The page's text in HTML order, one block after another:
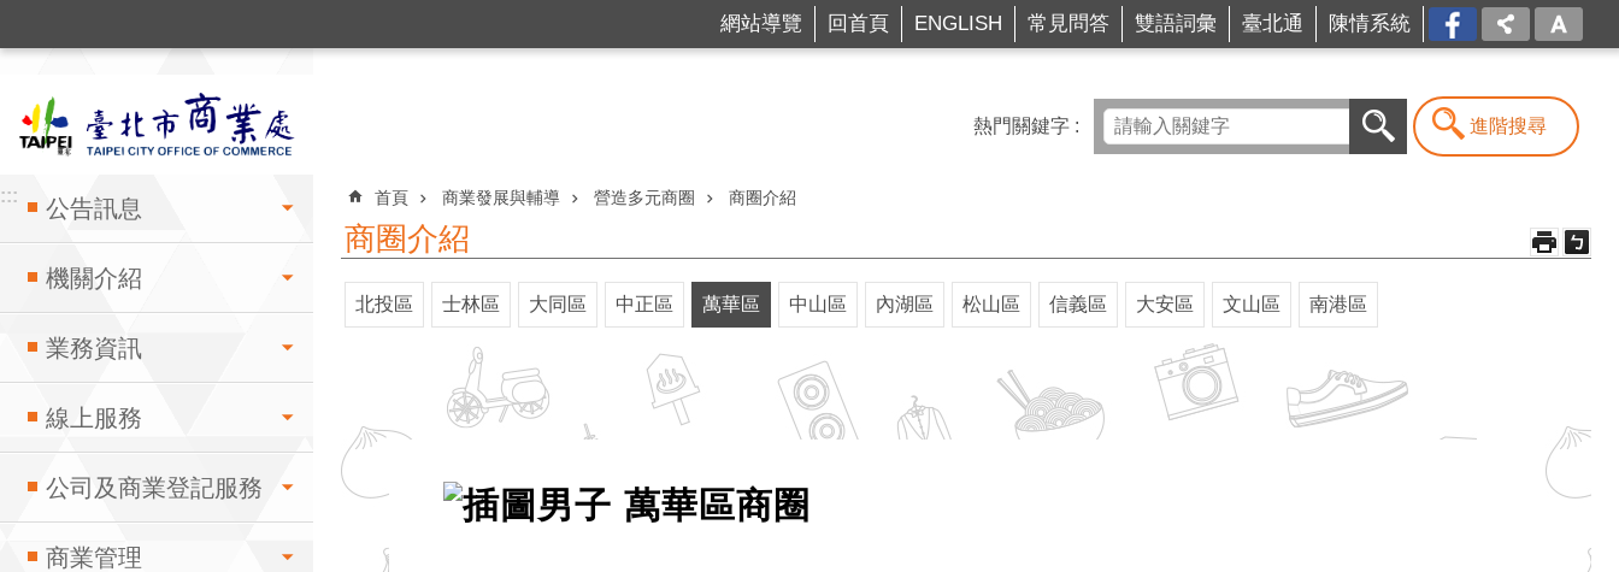
網站導覽 回首頁 ENGLISH 常見問答 雙語詞彙 臺北通 陳情系統 FB
::: 公告訊息
機關介紹
業務資訊
線上服務
公司及商業登記服務
商業管理
熱門關鍵字 進階搜尋
:::
首頁 商業發展與輔導 營造多元商圈 商圈介紹
商圈介紹
北投區 士林區 大同區 中正區 萬華區 中山區 內湖區 松山區 信義區 大安區 文山區 南港區
萬華區商圈